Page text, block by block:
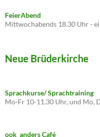
FeierAbend
Mittwochabends 18.30 Uhr -
Neue Brüderkirche
Sprachkurse/ Sprachtraining
Mo-Fr 10-11.30 Uhr, und Mo,
ook_anders Café